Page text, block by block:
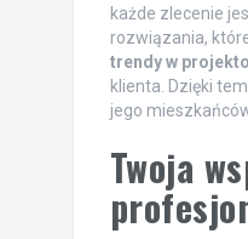
każde zlecenie
rozwiązania,
trendy w
klienta. Dzięki
jego
Twoja